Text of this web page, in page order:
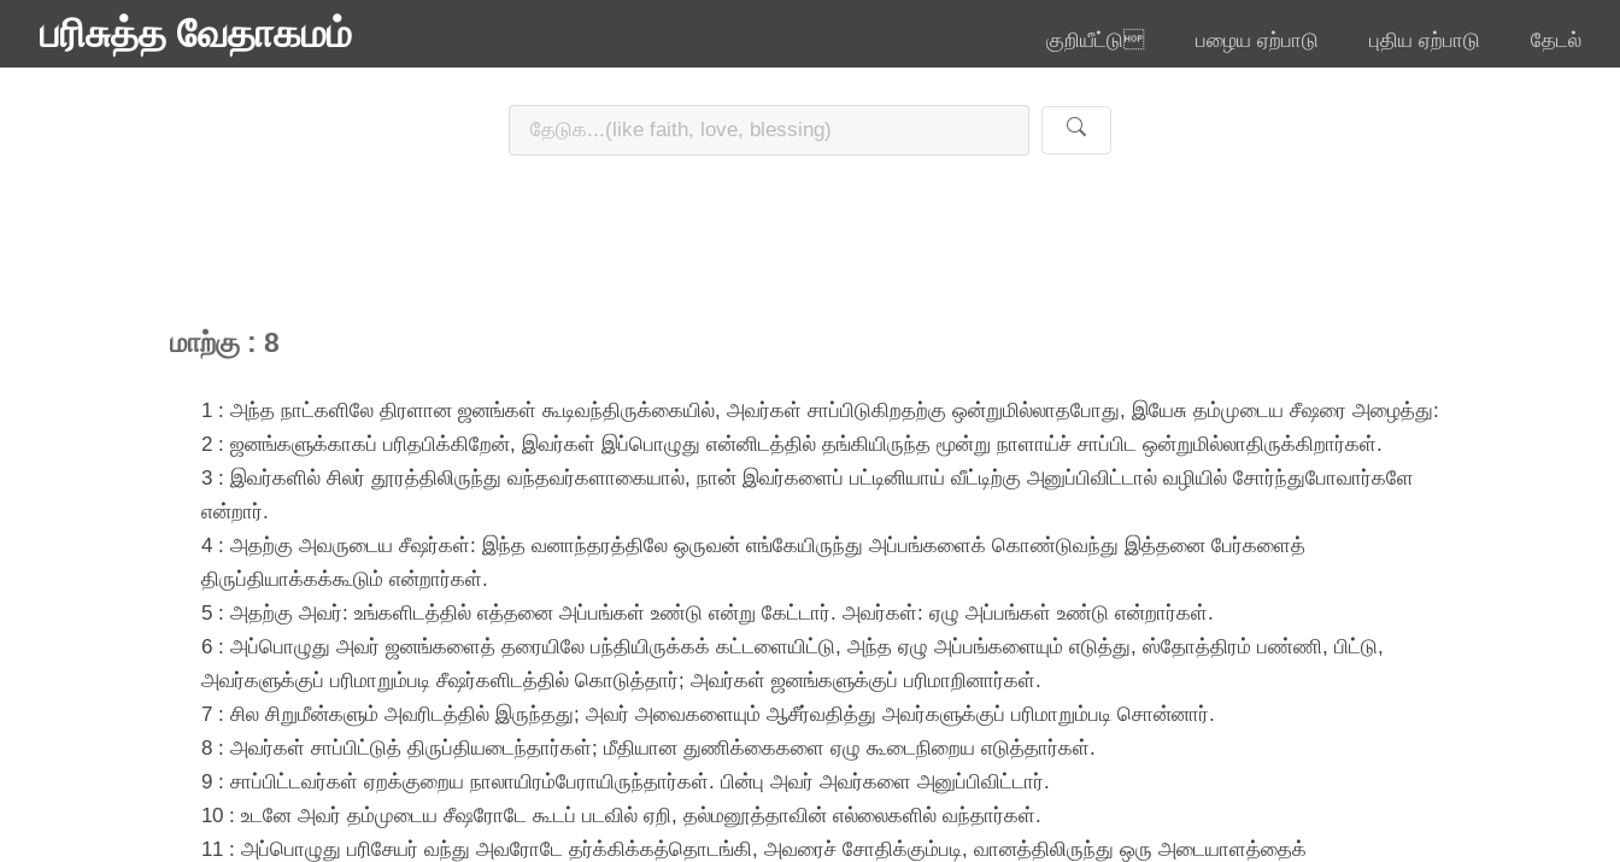
பரிசுத்த வேதாகமம் குறியீட்டு பழைய ஏற்பாடு புதிய ஏற்பாடு தேடல்
மாற்கு : 8
1 : அந்த நாட்களிலே திரளான ஜனங்கள் கூடிவந்திருக்கையில், அவர்கள் சாப்பிடுகிறதற்கு ஒன்றுமில்லாதபோது, இயேசு தம்முடைய சீஷரை அழைத்து:
2 : ஜனங்களுக்காகப் பரிதபிக்கிறேன், இவர்கள் இப்பொழுது என்னிடத்தில் தங்கியிருந்த மூன்று நாளாய்ச் சாப்பிட ஒன்றுமில்லாதிருக்கிறார்கள்.
3 : இவர்களில் சிலர் தூரத்திலிருந்து வந்தவர்களாகையால், நான் இவர்களைப் பட்டினியாய் வீட்டிற்கு அனுப்பிவிட்டால் வழியில் சோர்ந்துபோவார்களே
என்றார்.
4 : அதற்கு அவருடைய சீஷர்கள்: இந்த வனாந்தரத்திலே ஒருவன் எங்கேயிருந்து அப்பங்களைக் கொண்டுவந்து இத்தனை பேர்களைத்
திருப்தியாக்கக்கூடும் என்றார்கள்.
5 : அதற்கு அவர்: உங்களிடத்தில் எத்தனை அப்பங்கள் உண்டு என்று கேட்டார். அவர்கள்: ஏழு அப்பங்கள் உண்டு என்றார்கள்.
6 : அப்பொழுது அவர் ஜனங்களைத் தரையிலே பந்தியிருக்கக் கட்டளையிட்டு, அந்த ஏழு அப்பங்களையும் எடுத்து, ஸ்தோத்திரம் பண்ணி, பிட்டு,
அவர்களுக்குப் பரிமாறும்படி சீஷர்களிடத்தில் கொடுத்தார்; அவர்கள் ஜனங்களுக்குப் பரிமாறினார்கள்.
7 : சில சிறுமீன்களும் அவரிடத்தில் இருந்தது; அவர் அவைகளையும் ஆசீர்வதித்து அவர்களுக்குப் பரிமாறும்படி சொன்னார்.
8 : அவர்கள் சாப்பிட்டுத் திருப்தியடைந்தார்கள்; மீதியான துணிக்கைகளை ஏழு கூடைநிறைய எடுத்தார்கள்.
9 : சாப்பிட்டவர்கள் ஏறக்குறைய நாலாயிரம்பேராயிருந்தார்கள். பின்பு அவர் அவர்களை அனுப்பிவிட்டார்.
10 : உடனே அவர் தம்முடைய சீஷரோடே கூடப் படவில் ஏறி, தல்மனூத்தாவின் எல்லைகளில் வந்தார்கள்.
11 : அப்பொழுது பரிசேயர் வந்து அவரோடே தர்க்கிக்கத்தொடங்கி, அவரைச் சோதிக்கும்படி, வானத்திலிருந்து ஒரு அடையாளத்தைக்